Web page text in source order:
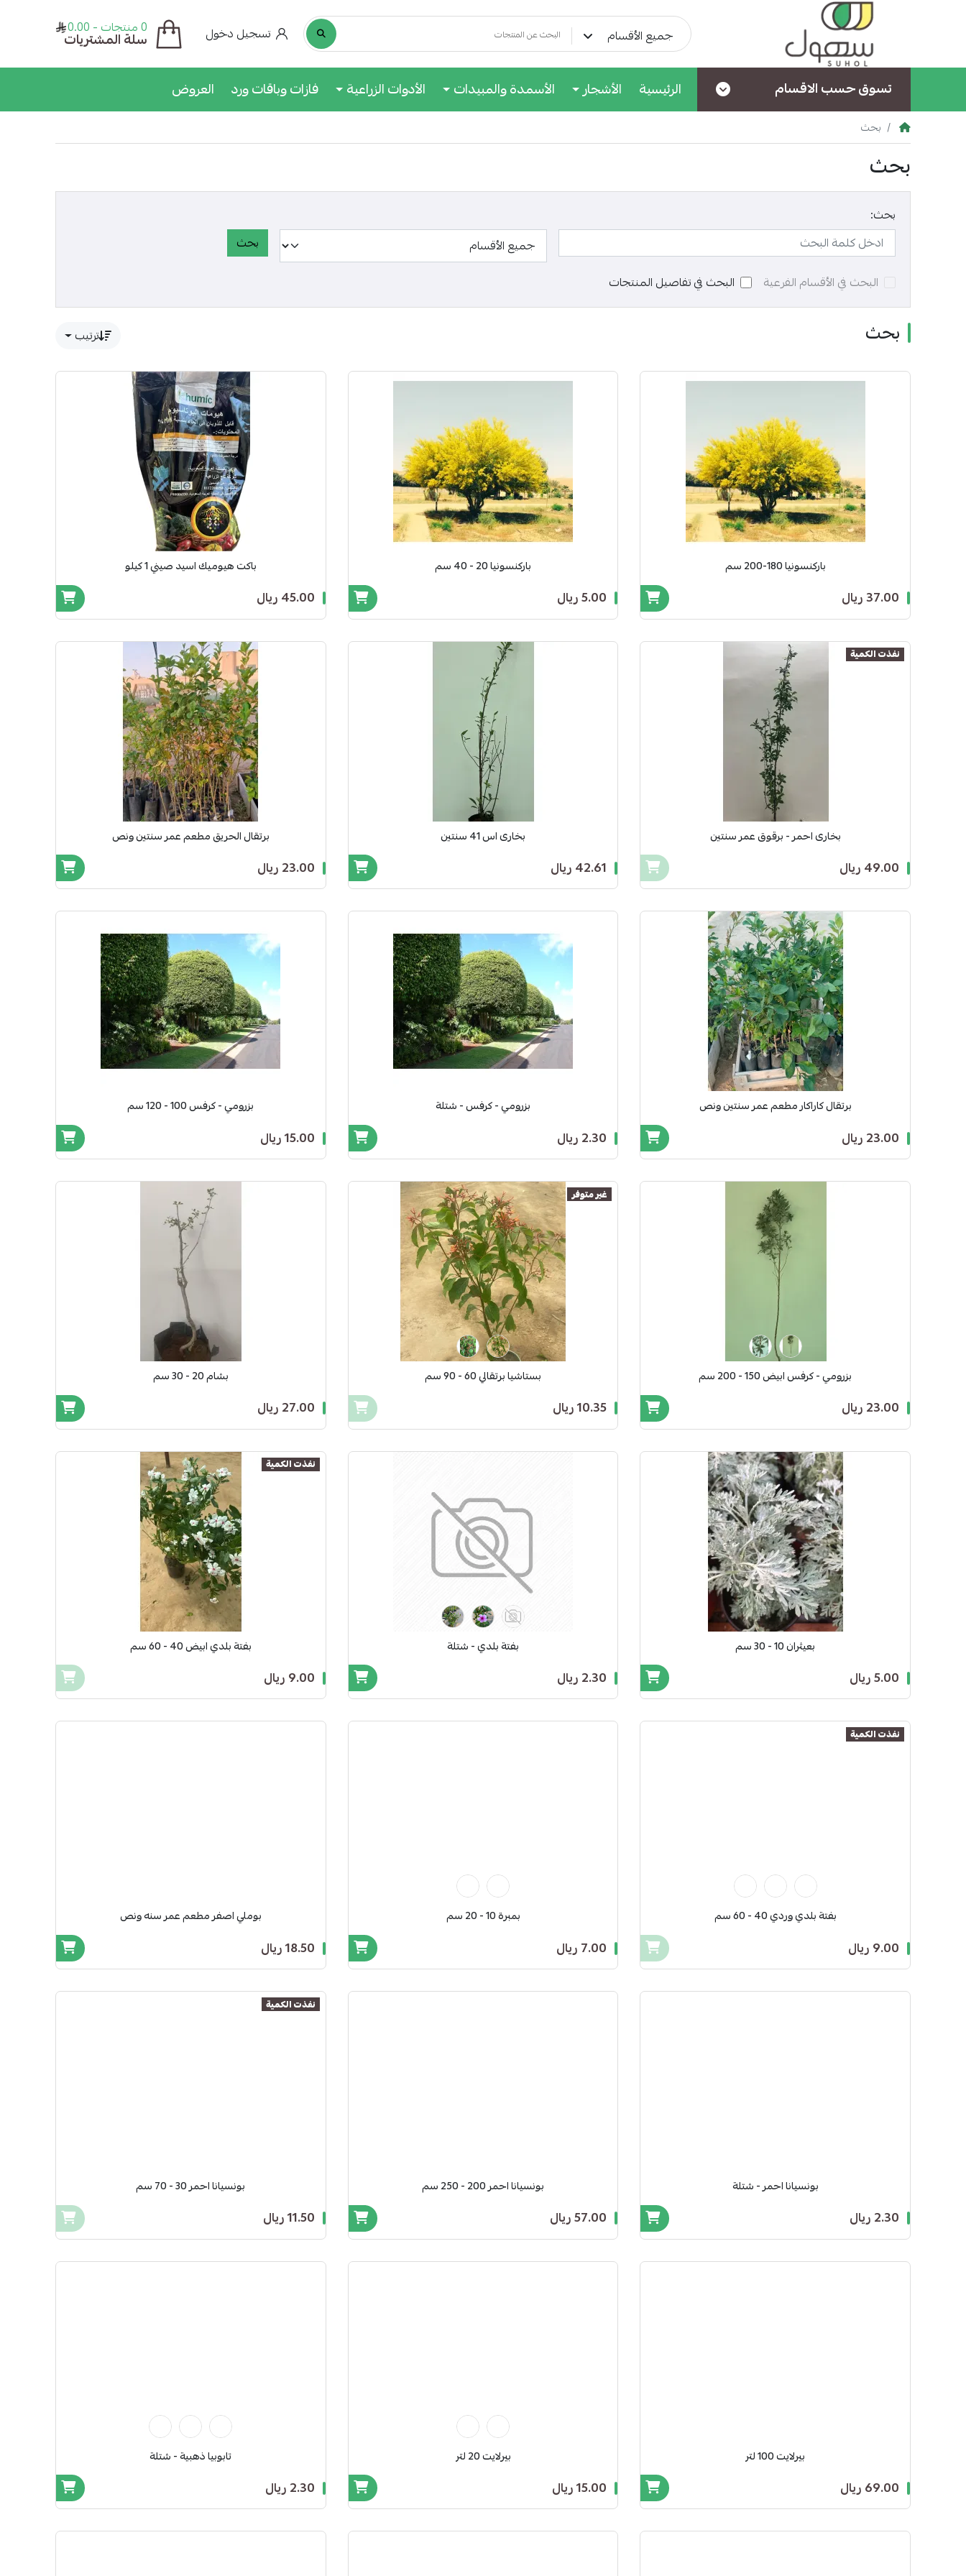
جميع الأقسام تسجيل دخول سلة المشتريات
0 منتجات - 0.00
تسوق حسب الاقسام الرئيسية الأشجار الأسمدة والمبيدات الأدوات الزراعية فازات وباقات ورد العروض
بحث
بحث
بحث:
البحث في الأقسام الفرعية البحث في تفاصيل المنتجات
بحث ترتيب
باركنسونيا 180-200 سم
37.00 ريال
باركنسونيا 20 - 40 سم
5.00 ريال
باكت هيوميك اسيد صيني 1 كيلو
45.00 ريال
نفذت الكمية
بخارى احمر - برقوق عمر سنتين
49.00 ريال
بخارى اس 41 سنتين
42.61 ريال
برتقال الحريق مطعم عمر سنتين ونص
23.00 ريال
برتقال كاراكار مطعم عمر سنتين ونص
23.00 ريال
بزرومي - كرفس - شتلة
2.30 ريال
بزرومي - كرفس 100 - 120 سم
15.00 ريال
بزرومي - كرفس ابيض 150 - 200 سم
23.00 ريال
غير متوفر
بستاشيا برتقالي 60 - 90 سم
10.35 ريال
بشام 20 - 30 سم
27.00 ريال
بعيثران 10 - 30 سم
5.00 ريال
بفتة بلدي - شتلة
2.30 ريال
نفذت الكمية
بفتة بلدي ابيض 40 - 60 سم
9.00 ريال
نفذت الكمية
بفتة بلدي وردي 40 - 60 سم
9.00 ريال
بمبرة 10 - 20 سم
7.00 ريال
بوملي اصفر مطعم عمر سنه ونص
18.50 ريال
بونسيانا احمر - شتلة
2.30 ريال
بونسيانا احمر 200 - 250 سم
57.00 ريال
نفذت الكمية
بونسيانا احمر 30 - 70 سم
11.50 ريال
بيرلايت 100 لتر
69.00 ريال
بيرلايت 20 لتر
15.00 ريال
تابوبيا ذهبية - شتلة
2.30 ريال